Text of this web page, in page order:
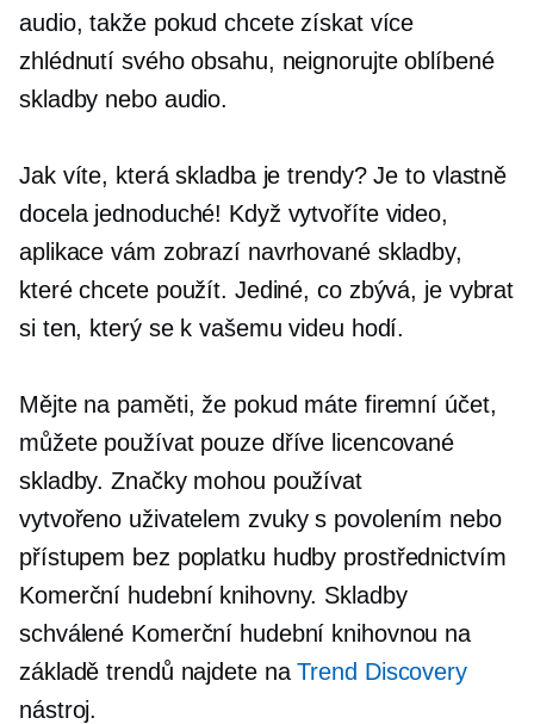
audio, takže pokud chcete získat více
zhlédnutí svého obsahu, neignorujte oblíbené
skladby nebo audio.
Jak víte, která skladba je trendy? Je to vlastně
docela jednoduché! Když vytvoříte video,
aplikace vám zobrazí navrhované skladby,
které chcete použít. Jediné, co zbývá, je vybrat
si ten, který se k vašemu videu hodí.
Mějte na paměti, že pokud máte firemní účet,
můžete používat pouze dříve licencované
skladby. Značky mohou používat
vytvořeno uživatelem zvuky s povolením nebo
přístupem bez poplatku hudby prostřednictvím
Komerční hudební knihovny. Skladby
schválené Komerční hudební knihovnou na
základě trendů najdete naTrend Discovery
nástroj.